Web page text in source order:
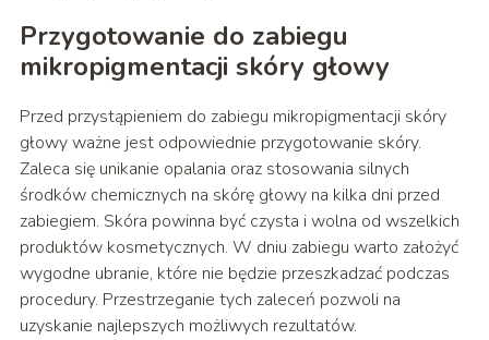
Przygotowanie do zabiegu
mikropigmentacji skóry głowy
Przed przystąpieniem do zabiegu mikropigmentacji skóry
głowy ważne jest odpowiednie przygotowanie skóry.
Zaleca się unikanie opalania oraz stosowania silnych
środków chemicznych na skórę głowy na kilka dni przed
zabiegiem. Skóra powinna być czysta i wolna od wszelkich
produktów kosmetycznych. W dniu zabiegu warto założyć
wygodne ubranie, które nie będzie przeszkadzać podczas
procedury. Przestrzeganie tych zaleceń pozwoli na
uzyskanie najlepszych możliwych rezultatów.